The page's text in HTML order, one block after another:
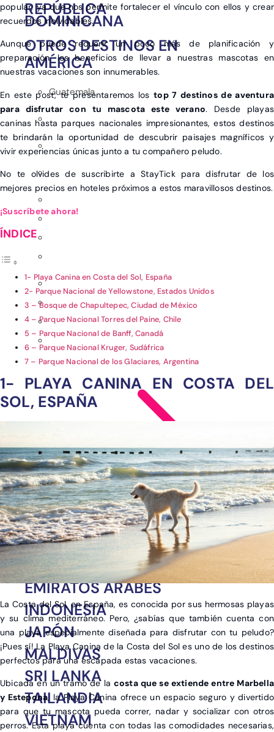
REPÚBLICA
DOMINICANA
OTROS DESTINOS EN
AMÉRICA
Guatemala
Ver post de América
CHINA
EMIRATOS ÁRABES
INDONESIA
JAPÓN
MALDIVAS
SRI LANKA
TAILANDIA
VIETNAM
popular, ya que nos permite fortalecer el vínculo con ellos y crear
recuerdos inolvidables.
Aunque puede requerir un poco más de planificación y
preparación, los beneficios de llevar a nuestras mascotas en
nuestras vacaciones son innumerables.
En este post, te presentaremos lostop 7 destinos de aventura
para disfrutar con tu mascota este verano. Desde playas
caninas hasta parques nacionales impresionantes, estos destinos
te brindarán la oportunidad de descubrir paisajes magníficos y
vivir experiencias únicas junto a tu compañero peludo.
No te olvides de suscribirte a StayTick para disfrutar de los
mejores precios en hoteles próximos a estos maravillosos destinos.
¡Suscríbete ahora!
1- Playa Canina en Costa del Sol, España
2- Parque Nacional de Yellowstone, Estados Unidos
3 – Bosque de Chapultepec, Ciudad de México
4 – Parque Nacional Torres del Paine, Chile
5 – Parque Nacional de Banff, Canadá
6 – Parque Nacional Kruger, Sudáfrica
7 – Parque Nacional de los Glaciares, Argentina
1- PLAYA CANINA EN COSTA DEL
SOL, ESPAÑA
La Costa del Sol, en España, es conocida por sus hermosas playas
y su clima mediterráneo. Pero, ¿sabías que también cuenta con
una playa especialmente diseñada para disfrutar con tu peludo?
¡Pues sí! La Playa Canina de la Costa del Sol es uno de los destinos
perfectos para una escapada estas vacaciones.
Ubicada en un tramo de la costa que se extiende entre Marbella
y Estepona, la Playa Canina ofrece un espacio seguro y divertido
para que tu mascota pueda correr, nadar y socializar con otros
perros. Esta playa cuenta con todas las comodidades necesarias,